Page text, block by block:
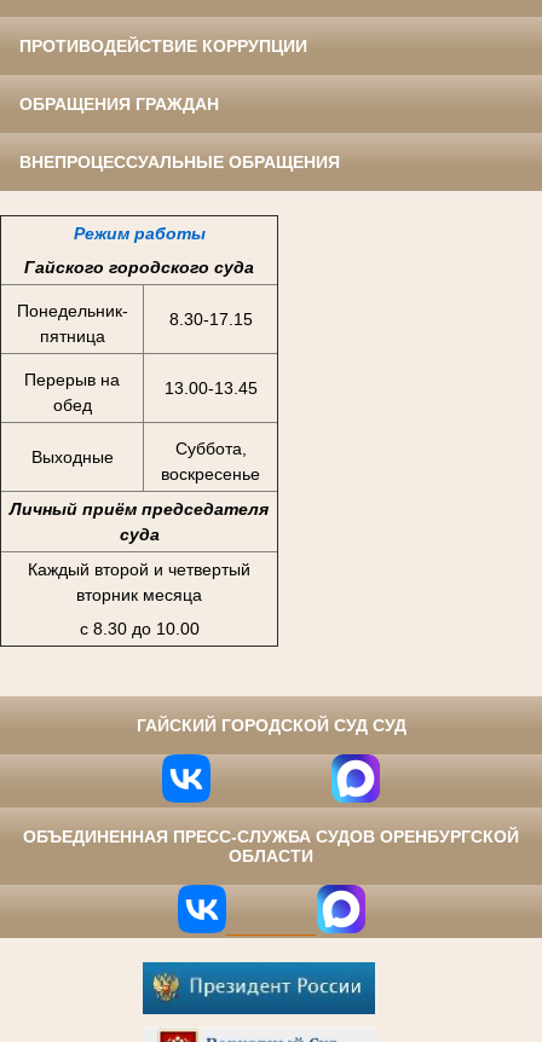
ПРОТИВОДЕЙСТВИЕ КОРРУПЦИИ
ОБРАЩЕНИЯ ГРАЖДАН
ВНЕПРОЦЕССУАЛЬНЫЕ ОБРАЩЕНИЯ
Режим работы
Гайского городского суда
Понедельник-
пятница
8.30-17.15
Перерыв на
обед
13.00-13.45
Выходные
Суббота,
воскресенье
Личный приём председателя
суда
Каждый второй и четвертый
вторник месяца
с 8.30 до 10.00
ГАЙСКИЙ ГОРОДСКОЙ СУД СУД
ОБЪЕДИНЕННАЯ ПРЕСС-СЛУЖБА СУДОВ ОРЕНБУРГСКОЙ
ОБЛАСТИ